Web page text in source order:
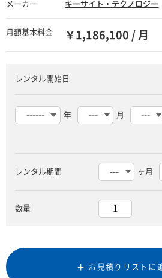
メーカー キーサイト・テクノロジー
月額基本料金 ￥1,186,100 / 月
レンタル開始日
年 月
レンタル期間 ヶ月
数量
お見積りリストに